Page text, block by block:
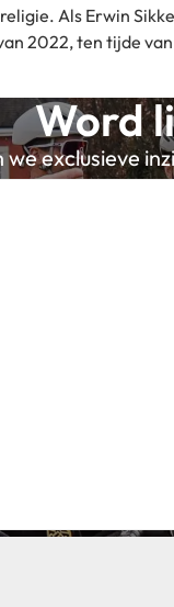
Als Erwin
2022, ten tijde
Word
exclusieve